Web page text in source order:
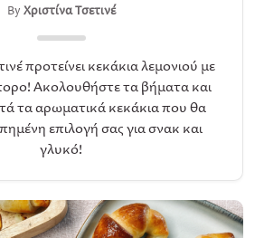
By Χριστίνα Τσετινέ
προτείνει κεκάκια λεμονιού με
Ακολουθήστε τα βήματα και
τα αρωματικά κεκάκια που θα
επιλογή σας για σνακ και
γλυκό!